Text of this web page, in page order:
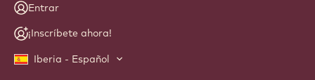
Entrar
¡Inscríbete ahora!
Iberia - Español